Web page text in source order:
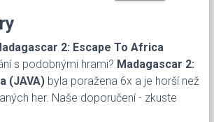
2: Escape To Africa
s podobnými hrami? Madagascar 2:
(JAVA) byla poražena 6x a je horší než
her. Naše doporučení - zkuste